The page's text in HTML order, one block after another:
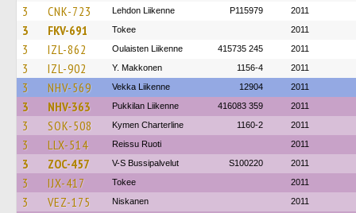
3 CNK-723 Lehdon Liikenne P115979 2011
3 FKV-691 Tokee 2011
3 IZL-862 Oulaisten Liikenne 415735 245 2011
3 IZL-902 Y. Makkonen 1156-4 2011
3 NHV-569 Vekka Liikenne 12904 2011
3 NHV-363 Pukkilan Liikenne 416083 359 2011
3 SOK-508 Kymen Charterline 1160-2 2011
3 LLX-514 Reissu Ruoti 2011
3 ZOC-457 V-S Bussipalvelut S100220 2011
3 IJX-417 Tokee 2011
3 VEZ-175 Niskanen 2011